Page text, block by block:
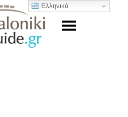
Ελληνικά